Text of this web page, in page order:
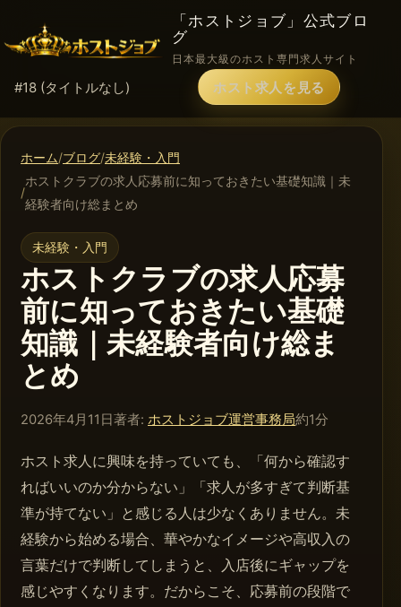
「ホストジョブ」公式ブロ
グ
日本最大級のホスト専門求人サイト
#18 (タイトルなし) ホスト求人を見る
ホーム ブログ 未経験・入門
ホストクラブの求人応募前に知っておきたい基礎知識｜未
経験者向け総まとめ
未経験・入門
ホストクラブの求人応募
前に知っておきたい基礎
知識｜未経験者向け総ま
とめ
2026年4月11日2026年4月8日
著者: ホストジョブ運営事務局約1分
ホスト求人に興味を持っていても、「何から確認す
ればいいのか分からない」「求人が多すぎて判断基
準が持てない」と感じる人は少なくありません。未
経験から始める場合、華やかなイメージや高収入の
言葉だけで判断してしまうと、入店後にギャップを
感じやすくなります。だからこそ、応募前の段階で